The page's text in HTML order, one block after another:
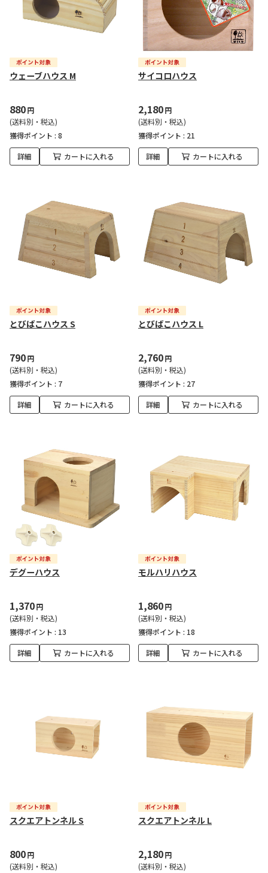
ウェーブハウス M
880円
(送料別・税込)
獲得ポイント : 8
詳細 カートに入れる
サイコロハウス
2,180円
(送料別・税込)
獲得ポイント : 21
詳細 カートに入れる
とびばこハウス S
790円
(送料別・税込)
獲得ポイント : 7
詳細 カートに入れる
とびばこハウス L
2,760円
(送料別・税込)
獲得ポイント : 27
詳細 カートに入れる
デグーハウス
1,370円
(送料別・税込)
獲得ポイント : 13
詳細 カートに入れる
モルハリハウス
1,860円
(送料別・税込)
獲得ポイント : 18
詳細 カートに入れる
スクエアトンネル S
800円
(送料別・税込)
スクエアトンネル L
2,180円
(送料別・税込)